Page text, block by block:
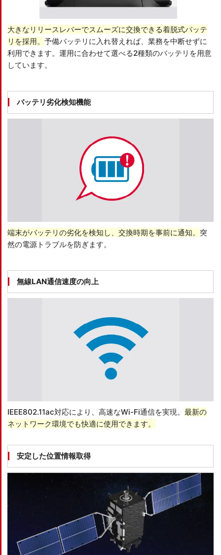
大きなリリースレバーでスムーズに交換できる着脱式バッテ
リを採用。 予備バッテリに入れ替えれば、業務を中断せずに
利用できます。運用に合わせて選べる2種類のバッテリを用意
しています。
バッテリ劣化検知機能
端末がバッテリの劣化を検知し、交換時期を事前に通知。 突
然の電源トラブルを防ぎます。
無線LAN通信速度の向上
IEEE802.11ac対応により、高速なWi-Fi通信を実現。 最新の
ネットワーク環境でも快適に使用できます。
安定した位置情報取得